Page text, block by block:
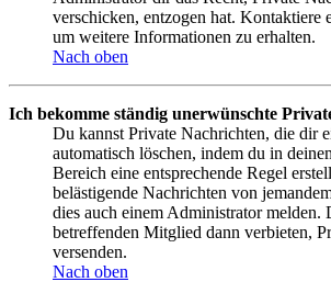
verschicken, entzogen hat. Kontaktiere
um weitere Informationen zu erhalten.
Nach oben
Ich bekomme ständig unerwünschte
Du kannst Private Nachrichten, die dir
automatisch löschen, indem du in
Bereich eine entsprechende Regel
belästigende Nachrichten von
dies auch einem Administrator melden.
betreffenden Mitglied dann verbieten,
versenden.
Nach oben